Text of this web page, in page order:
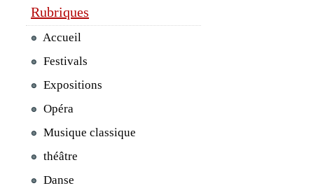
Rubriques
Accueil
Festivals
Expositions
Opéra
Musique classique
théâtre
Danse